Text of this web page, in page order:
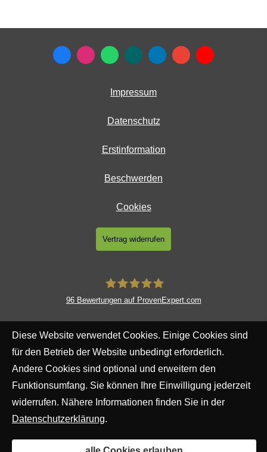
Impressum
Datenschutz
Erstinformation
Beschwerden
Cookies
Vertrag widerrufen
Meyer Ver­sicherungs­makler GmbH
96Bewertungen auf ProvenExpert.com
Diese Website verwendet Cookies. Einige Cookies sind
für den Betrieb der Website unbedingt erforderlich.
Andere Cookies sind optional und erweitern den
Funktionsumfang. Sie können Ihre Einwilligung jederzeit
widerrufen. Nähere Informationen finden Sie in der
Datenschutzerklärung.